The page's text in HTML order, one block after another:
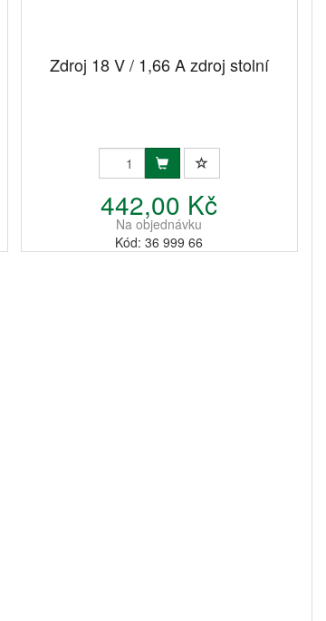
Zdroj 18 V / 1,66 A zdroj stolní
442,00 Kč
Na objednávku
Kód: 36 999 66